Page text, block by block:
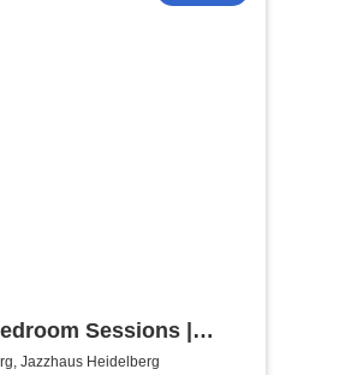
Sessions |
Heidelberg
Jazzhaus Heidelberg